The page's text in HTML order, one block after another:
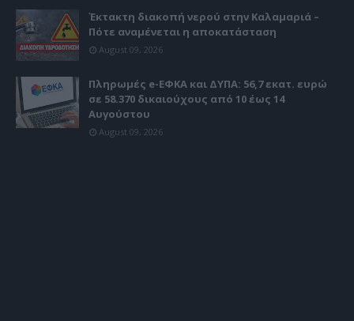
Έκτακτη διακοπή νερού στην Καλαμαριά –
Πότε αναμένεται η αποκατάσταση
August 09, 2026
Πληρωμές e-ΕΦΚΑ και ΔΥΠΑ: 56,7 εκατ. ευρώ
σε 58.370 δικαιούχους από 10 έως 14
Αυγούστου
August 09, 2026